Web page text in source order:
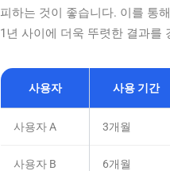
피하는 것이 좋습니다. 이를 통
1년 사이에 더욱 뚜렷한 결과를
사용자 사용 기간
사용자 A 3개월
사용자 B 6개월